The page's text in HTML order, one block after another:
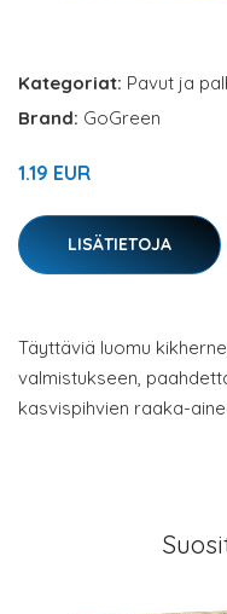
Kategoriat: Pavut ja
Brand: GoGreen
1.19 EUR
LISÄTIETOJA
Täyttäviä luomu
valmistukseen,
kasvispihvien raaka-